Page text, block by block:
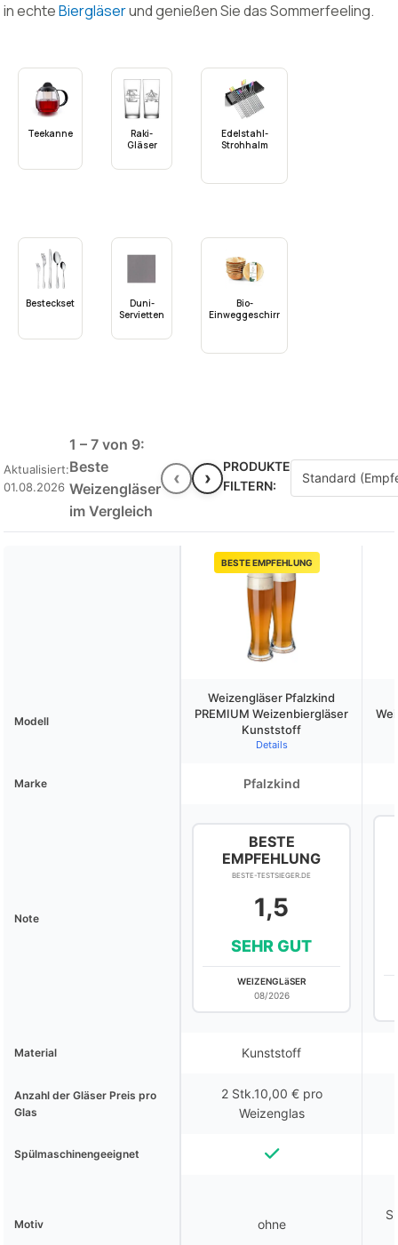
in echteBiergläserund genießen Sie das Sommerfeeling.
Teekanne
Raki-
Gläser
Edelstahl-
Strohhalm
Besteckset
Duni-
Servietten
Bio-
Einweggeschirr
Aktualisiert:
01.08.2026
1 – 7 von 9:
Beste
Weizengläser
im Vergleich
‹ ›
PRODUKTE
FILTERN:
BESTE EMPFEHLUNG
Modell
Weizengläser Pfalzkind
PREMIUM Weizenbiergläser
Kunststoff
Details
Marke Pfalzkind
Note
BESTE
EMPFEHLUNG
BESTE-TESTSIEGER.DE
1,5
SEHR GUT
WEIZENGLäSER
08/2026
Material Kunststoff
Anzahl der Gläser Preis pro
Glas
2 Stk.10,00 € pro
Weizenglas
Spülmaschinengeeignet
Motiv ohne